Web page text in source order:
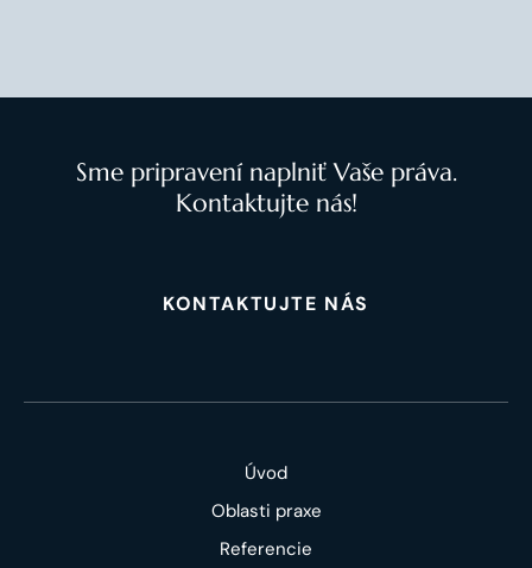
Sme pripravení naplniť Vaše práva.
Kontaktujte nás!
KONTAKTUJTE NÁS
Úvod
Oblasti praxe
Referencie